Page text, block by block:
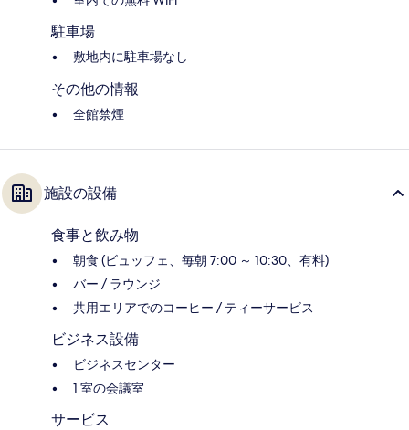
駐車場
敷地内に駐車場なし
その他の情報
全館禁煙
施設の設備
食事と飲み物
朝食 (ビュッフェ、毎朝 7:00 ～ 10:30、有料)
バー / ラウンジ
共用エリアでのコーヒー / ティーサービス
ビジネス設備
ビジネスセンター
1 室の会議室
サービス